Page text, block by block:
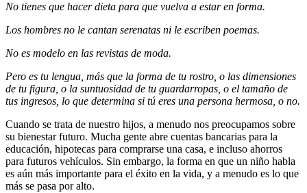
No tienes que hacer dieta para que vuelva a estar en forma.
Los hombres no le cantan serenatas ni le escriben poemas.
No es modelo en las revistas de moda.
Pero es tu lengua, más que la forma de tu rostro, o las dimensiones
de tu figura, o la suntuosidad de tu guardarropas, o el tamaño de
tus ingresos, lo que determina si tú eres una persona hermosa, o no.
Cuando se trata de nuestro hijos, a menudo nos preocupamos sobre
su bienestar futuro. Mucha gente abre cuentas bancarias para la
educación, hipotecas para comprarse una casa, e incluso ahorros
para futuros vehículos. Sin embargo, la forma en que un niño habla
es aún más importante para el éxito en la vida, y a menudo es lo que
más se pasa por alto.